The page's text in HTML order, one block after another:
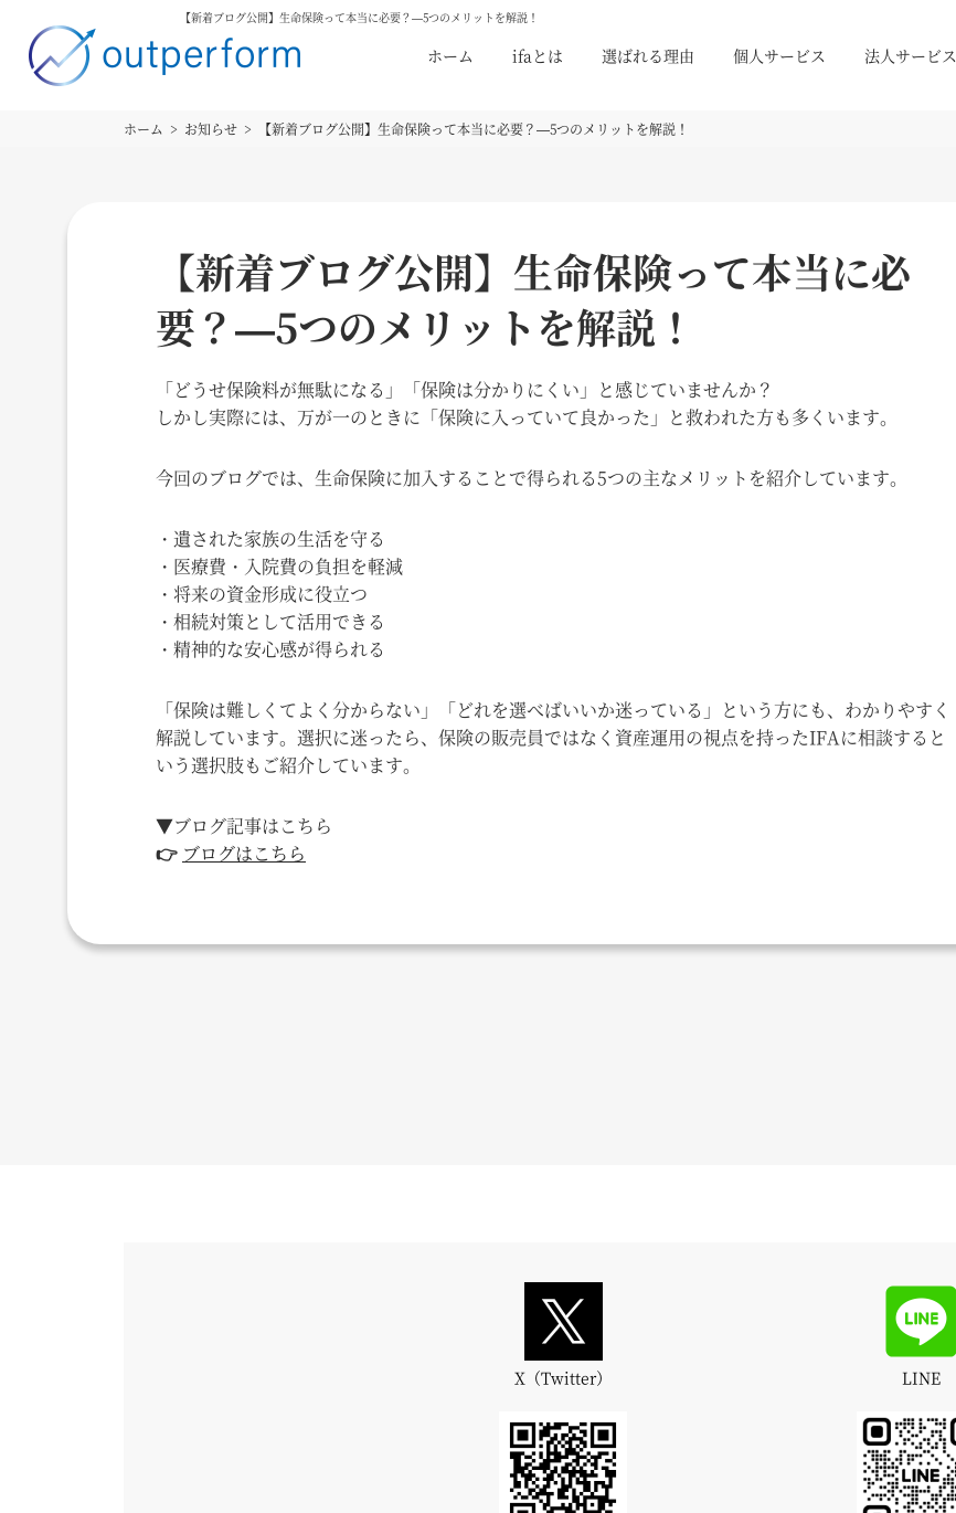
【新着ブログ公開】生命保険って本当に必要？—5つのメリットを解説！
ホーム ifaとは 選ばれる理由 個人サービス 法人サービス
ホーム お知らせ 【新着ブログ公開】生命保険って本当に必要？—5つのメリットを解説！
【新着ブログ公開】生命保険って本当に必
要？—5つのメリットを解説！
「どうせ保険料が無駄になる」「保険は分かりにくい」と感じていませんか？
しかし実際には、万が一のときに「保険に入っていて良かった」と救われた方も多くいます。
今回のブログでは、生命保険に加入することで得られる5つの主なメリットを紹介しています。
・遺された家族の生活を守る
・医療費・入院費の負担を軽減
・将来の資金形成に役立つ
・相続対策として活用できる
・精神的な安心感が得られる
「保険は難しくてよく分からない」「どれを選べばいいか迷っている」という方にも、わかりやすく
解説しています。選択に迷ったら、保険の販売員ではなく資産運用の視点を持ったIFAに相談すると
いう選択肢もご紹介しています。
▼ブログ記事はこちら
👉 ブログはこちら
X（Twitter） LINE